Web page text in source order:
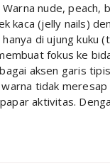
nude, peach,
kaca (jelly nails)
di ujung kuku
fokus ke
aksen garis
tidak
aktivitas.